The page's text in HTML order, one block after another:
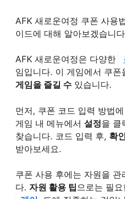
AFK 새로운여정 쿠폰 사용
이드에 대해 알아보겠습니
AFK 새로운여정은 다양한
임입니다. 이 게임에서 쿠폰
게임을 즐길 수 있습니다.
먼저, 쿠폰 코드 입력 방법
게임 내 메뉴에서 설정을 클
찾습니다. 코드 입력 후, 확
받아보세요.
쿠폰 사용 후에는 자원을 관
다. 자원 활용 팁으로는 필